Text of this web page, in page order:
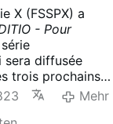
jerarquía
X (FSSPX) a
- Pour
sera diffusée
trois prochains
avec la Maison
ans, le film suit
Mehr